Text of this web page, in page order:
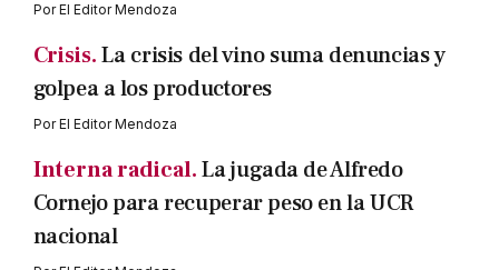
PorEl Editor Mendoza
Crisis.La crisis del vino suma denuncias y
golpea a los productores
PorEl Editor Mendoza
Interna radical.La jugada de Alfredo
Cornejo para recuperar peso en la UCR
nacional